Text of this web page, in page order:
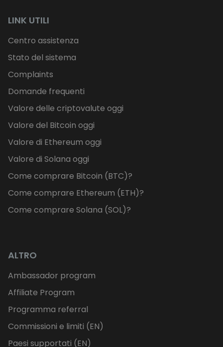
LINK UTILI
Centro assistenza
Stato del sistema
Complaints
Domande frequenti
Valore delle criptovalute oggi
Valore del Bitcoin oggi
Valore di Ethereum oggi
Valore di Solana oggi
Come comprare Bitcoin (BTC)?
Come comprare Ethereum (ETH)?
Come comprare Solana (SOL)?
ALTRO
Ambassador program
Affiliate Program
Programma referral
Commissioni e limiti (EN)
Paesi supportati (EN)